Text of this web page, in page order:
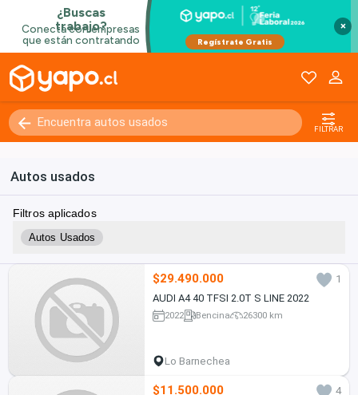
×
FILTRAR
Autos usados
Filtros aplicados
Autos Usados
$29.490.000
1
AUDI A4 40 TFSI 2.0T S LINE 2022
2022 Bencina 26300 km
Lo Barnechea
$11.500.000
4